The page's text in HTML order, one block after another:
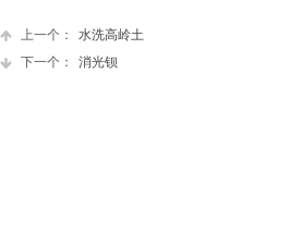
上一个：
水洗高岭土
下一个：
消光钡